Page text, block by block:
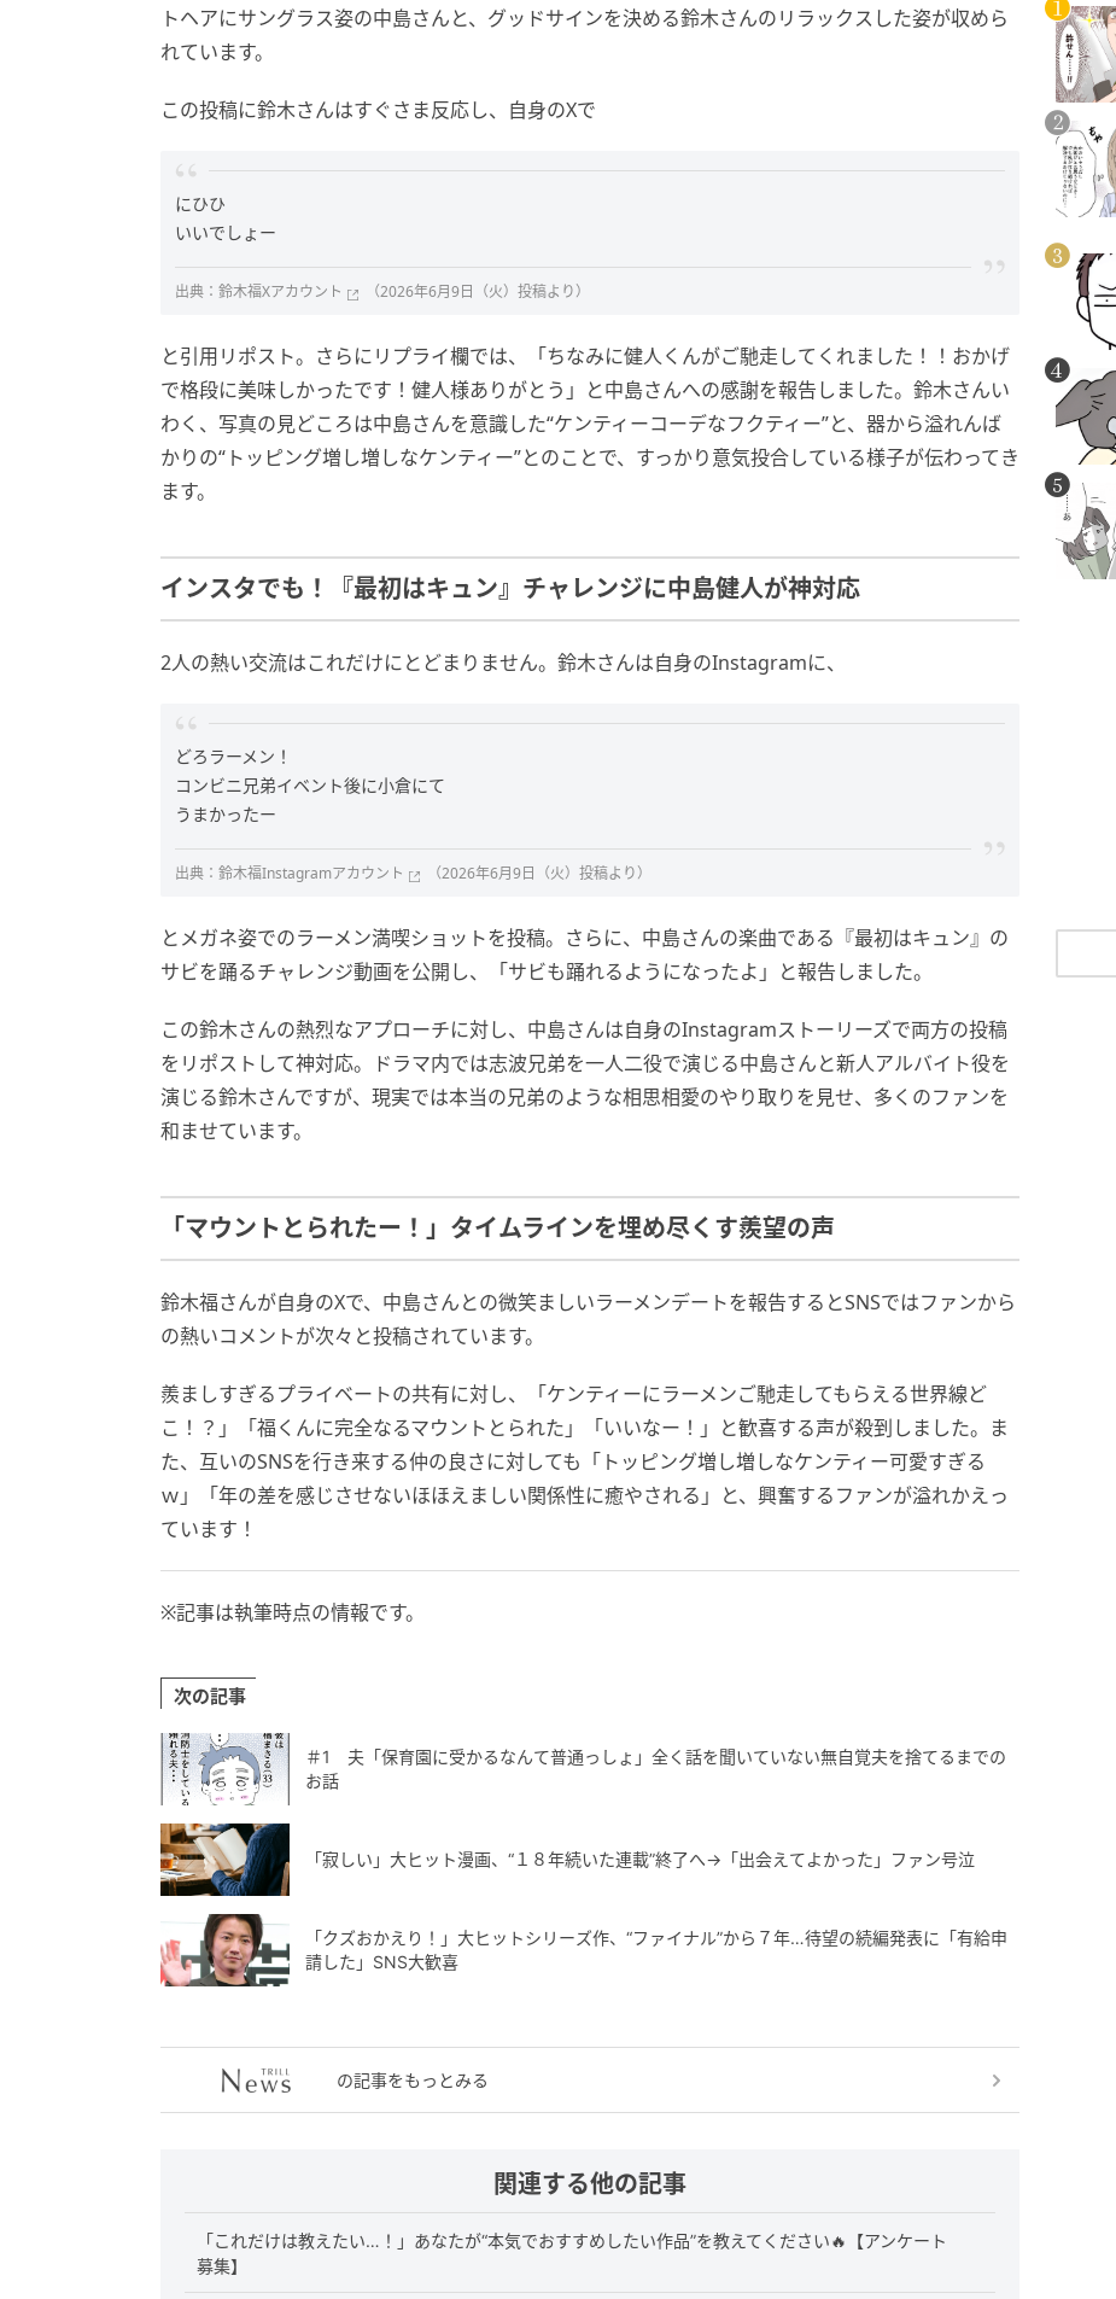
トヘアにサングラス姿の中島さんと、グッドサインを決める鈴木さんのリラックスした姿が収めら
れています。
この投稿に鈴木さんはすぐさま反応し、自身のXで
にひひ
いいでしょー
出典： 鈴木福Xアカウント （2026年6月9日（火）投稿より）
と引用リポスト。さらにリプライ欄では、「ちなみに健人くんがご馳走してくれました！！おかげ
で格段に美味しかったです！健人様ありがとう」と中島さんへの感謝を報告しました。鈴木さんい
わく、写真の見どころは中島さんを意識した“ケンティーコーデなフクティー”と、器から溢れんば
かりの“トッピング増し増しなケンティー”とのことで、すっかり意気投合している様子が伝わってき
ます。
インスタでも！『最初はキュン』チャレンジに中島健人が神対応
2人の熱い交流はこれだけにとどまりません。鈴木さんは自身のInstagramに、
どろラーメン！
コンビニ兄弟イベント後に小倉にて
うまかったー
出典： 鈴木福Instagramアカウント （2026年6月9日（火）投稿より）
とメガネ姿でのラーメン満喫ショットを投稿。さらに、中島さんの楽曲である『最初はキュン』の
サビを踊るチャレンジ動画を公開し、「サビも踊れるようになったよ」と報告しました。
この鈴木さんの熱烈なアプローチに対し、中島さんは自身のInstagramストーリーズで両方の投稿
をリポストして神対応。ドラマ内では志波兄弟を一人二役で演じる中島さんと新人アルバイト役を
演じる鈴木さんですが、現実では本当の兄弟のような相思相愛のやり取りを見せ、多くのファンを
和ませています。
「マウントとられたー！」タイムラインを埋め尽くす羨望の声
鈴木福さんが自身のXで、中島さんとの微笑ましいラーメンデートを報告するとSNSではファンから
の熱いコメントが次々と投稿されています。
羨ましすぎるプライベートの共有に対し、「ケンティーにラーメンご馳走してもらえる世界線ど
こ！？」「福くんに完全なるマウントとられた」「いいなー！」と歓喜する声が殺到しました。ま
た、互いのSNSを行き来する仲の良さに対しても「トッピング増し増しなケンティー可愛すぎる
ｗ」「年の差を感じさせないほほえましい関係性に癒やされる」と、興奮するファンが溢れかえっ
ています！
※記事は執筆時点の情報です。
次の記事
＃1 夫「保育園に受かるなんて普通っしょ」全く話を聞いていない無自覚夫を捨てるまでの
お話
「寂しい」大ヒット漫画、“１８年続いた連載”終了へ→「出会えてよかった」ファン号泣
「クズおかえり！」大ヒットシリーズ作、“ファイナル”から７年…待望の続編発表に「有給申
請した」SNS大歓喜
の記事をもっとみる
関連する他の記事
「これだけは教えたい…！」あなたが“本気でおすすめしたい作品”を教えてください🔥【アンケート
募集】